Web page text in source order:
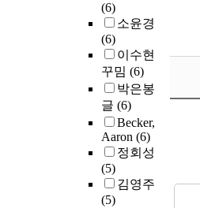
(6)
소윤경
(6)
이수현
꾸밈 (6)
박은봉
글 (6)
Becker,
Aaron (6)
정회성
(5)
김영주
(5)